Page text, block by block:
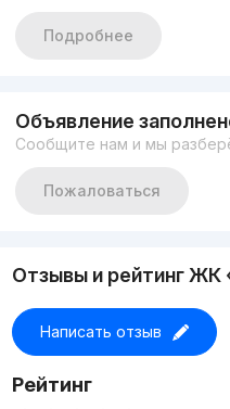
1/3/9
34m2
Упакованная
Цена: 53.500 у.е
Сардор
Подробнее
Объявление
Сообщите нам и мы
Пожаловаться
Отзывы и рейтинг ЖК
Написать отзыв
Рейтинг